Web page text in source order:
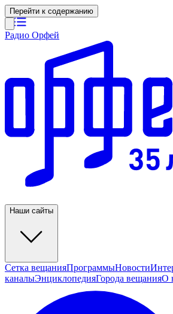
Перейти к содержанию
Радио Орфей
Наши сайты
Сетка вещанияПрограммыНовости
каналыЭнциклопедияГорода вещанияО